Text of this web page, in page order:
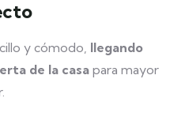
y cómodo, llegando
de la casa para mayor